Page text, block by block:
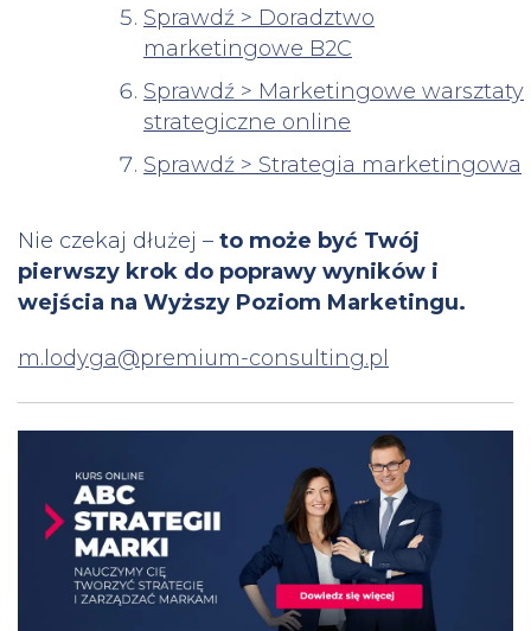
Sprawdź > Doradztwo
marketingowe B2C
Sprawdź > Marketingowe warsztaty
strategiczne online
Sprawdź > Strategia marketingowa
Nie czekaj dłużej – to może być Twój
pierwszy krok do poprawy wyników i
wejścia na Wyższy Poziom Marketingu.
m.lodyga@premium-consulting.pl